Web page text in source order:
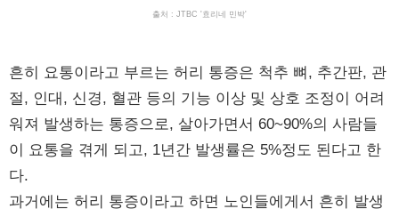
출처 : JTBC '효리네 민박'
흔히 요통이라고 부르는 허리 통증은 척추 뼈, 추간판, 관
절, 인대, 신경, 혈관 등의 기능 이상 및 상호 조정이 어려
워져 발생하는 통증으로, 살아가면서 60~90%의 사람들
이 요통을 겪게 되고, 1년간 발생률은 5%정도 된다고 한
다.
과거에는 허리 통증이라고 하면 노인들에게서 흔히 발생